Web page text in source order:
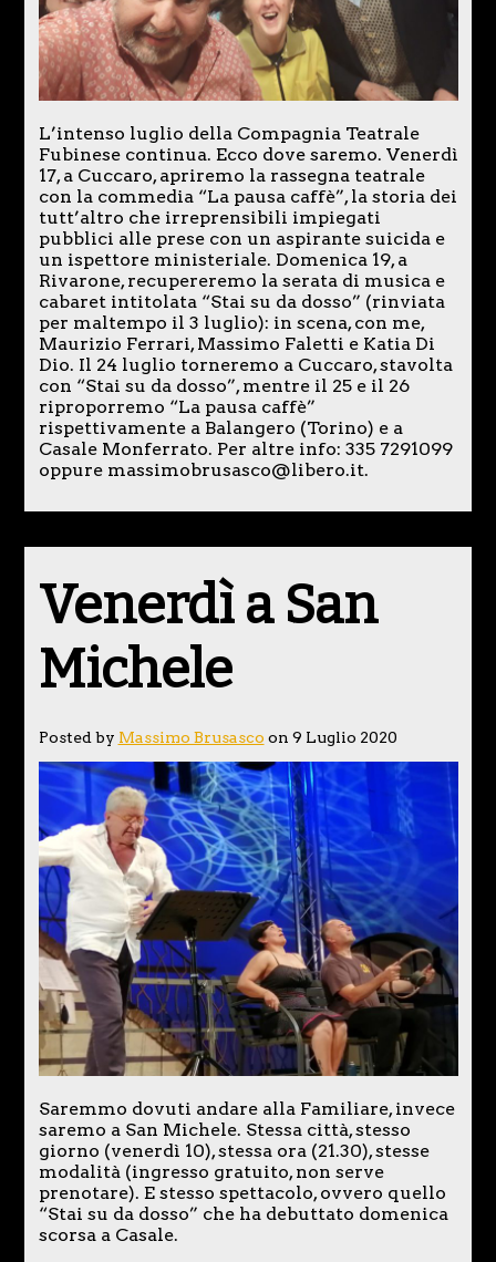
L’intenso luglio della Compagnia Teatrale
Fubinese continua. Ecco dove saremo. Venerdì
17, a Cuccaro, apriremo la rassegna teatrale
con la commedia “La pausa caffè”, la storia dei
tutt’altro che irreprensibili impiegati
pubblici alle prese con un aspirante suicida e
un ispettore ministeriale. Domenica 19, a
Rivarone, recupereremo la serata di musica e
cabaret intitolata “Stai su da dosso” (rinviata
per maltempo il 3 luglio): in scena, con me,
Maurizio Ferrari, Massimo Faletti e Katia Di
Dio. Il 24 luglio torneremo a Cuccaro, stavolta
con “Stai su da dosso”, mentre il 25 e il 26
riproporremo “La pausa caffè”
rispettivamente a Balangero (Torino) e a
Casale Monferrato. Per altre info: 335 7291099
oppure massimobrusasco@libero.it.
Venerdì a San
Michele
Posted by Massimo Brusasco on 9 Luglio 2020
Saremmo dovuti andare alla Familiare, invece
saremo a San Michele. Stessa città, stesso
giorno (venerdì 10), stessa ora (21.30), stesse
modalità (ingresso gratuito, non serve
prenotare). E stesso spettacolo, ovvero quello
“Stai su da dosso” che ha debuttato domenica
scorsa a Casale.